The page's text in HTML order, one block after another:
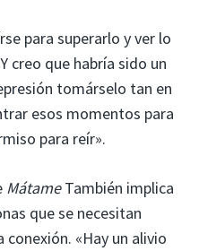
para superarlo y ver lo
creo que habría sido un
tomárselo tan en
esos momentos para
para reír».
MátameTambién implica
que se necesitan
«Hay un alivio